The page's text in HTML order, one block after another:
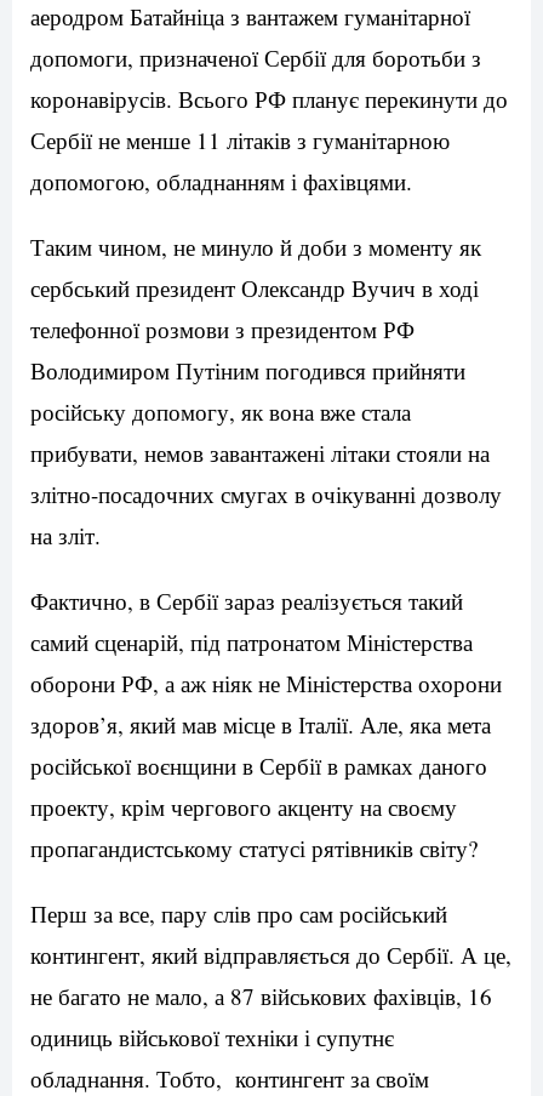
аеродром Батайніца з вантажем гуманітарної
допомоги, призначеної Сербії для боротьби з
коронавірусів. Всього РФ планує перекинути до
Сербії не менше 11 літаків з гуманітарною
допомогою, обладнанням і фахівцями.
Таким чином, не минуло й доби з моменту як
сербський президент Олександр Вучич в ході
телефонної розмови з президентом РФ
Володимиром Путіним погодився прийняти
російську допомогу, як вона вже стала
прибувати, немов завантажені літаки стояли на
злітно-посадочних смугах в очікуванні дозволу
на зліт.
Фактично, в Сербії зараз реалізується такий
самий сценарій, під патронатом Міністерства
оборони РФ, а аж ніяк не Міністерства охорони
здоров’я, який мав місце в Італії. Але, яка мета
російської воєнщини в Сербії в рамках даного
проекту, крім чергового акценту на своєму
пропагандистському статусі рятівників світу?
Перш за все, пару слів про сам російський
контингент, який відправляється до Сербії. А це,
не багато не мало, а 87 військових фахівців, 16
одиниць військової техніки і супутнє
обладнання. Тобто, контингент за своїм